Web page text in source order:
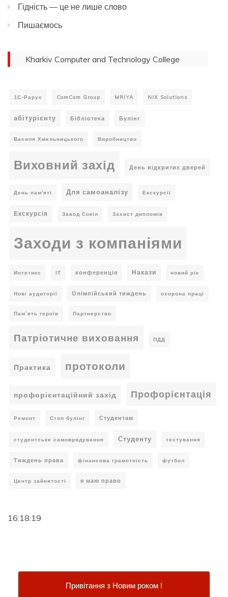
Гідність — це не лише слово
Пишаємось
Kharkiv Computer and Technology College
1С-Рарус ComCom Group MRIYA NIX Solutions
абітурієнту Бібліотека Булінг
Василя Хмельницького Виробництво
Виховний захід День відкритих дверей
День пам'яті Для самоаналізу Екскурсії
Екскурсія Завод Сокіл Захист дипломів
Заходи з компаніями
Интетикс ІТ конференція Накази новий рік
Нові аудиторії Олімпійський тиждень охорона праці
Пам’ять героїв Партнерство
Патріотичне виховання ПДД
Практика протоколи
профорієнтаційний захід Профорієнтація
Ремонт Стоп булінг Студентам
студентське самоврядування Студенту тестування
Тиждень права фінансова грамотність футбол
Центр зайнятості я маю право
16:18:20
Привітання з Новим роком !